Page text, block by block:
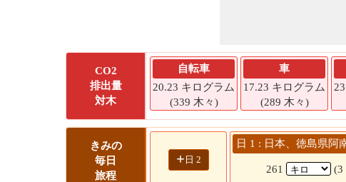
CO2
排出量
対木
自転車
20.23 キログラム
(339 木々)
車
17.23 キログラム
(289 木々)
きみの
毎日
旅程
+ 日 2
日 1 : 日本、徳島県阿
261 (3